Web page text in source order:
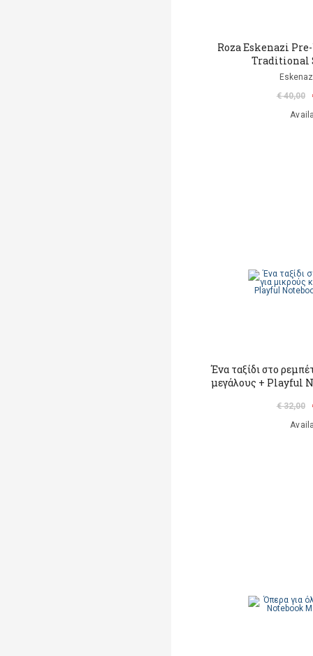
Roza Eskenazi
Traditional
€ 40,00
Ένα ταξίδι στο
μεγάλους + Playful
€ 32,00